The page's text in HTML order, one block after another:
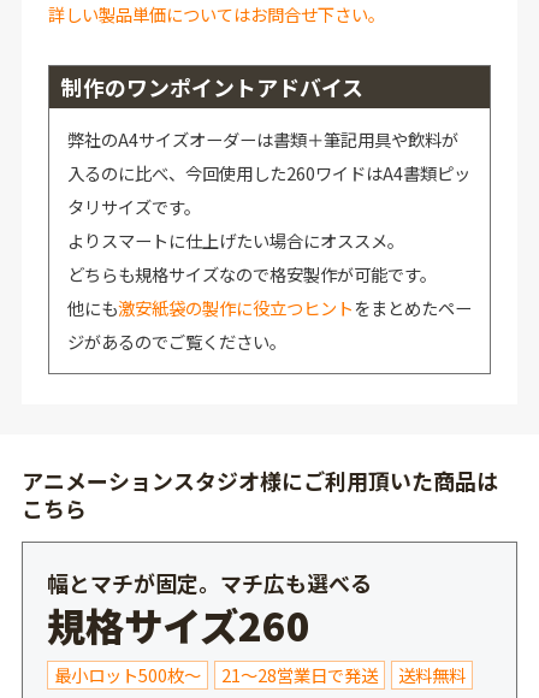
詳しい製品単価についてはお問合せ下さい。
制作のワンポイントアドバイス
弊社のA4サイズオーダーは書類＋筆記用具や飲料が
入るのに比べ、今回使用した260ワイドはA4書類ピッ
タリサイズです。
よりスマートに仕上げたい場合にオススメ。
どちらも規格サイズなので格安製作が可能です。
他にも激安紙袋の製作に役立つヒントをまとめたペー
ジがあるのでご覧ください。
アニメーションスタジオ様にご利用頂いた商品は
こちら
幅とマチが固定。マチ広も選べる
規格サイズ260
最小ロット500枚～ 21～28営業日で発送
送料無料